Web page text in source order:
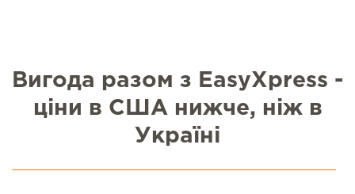
Вигода разом з EasyXpress -
ціни в США нижче, ніж в
Україні